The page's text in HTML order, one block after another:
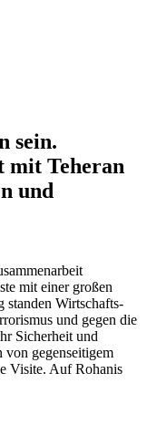
sein.
mit Teheran
und
mit einer großen
standen Wirtschafts-
und gegen die
Sicherheit und
von gegenseitigem
Visite. Auf Rohanis